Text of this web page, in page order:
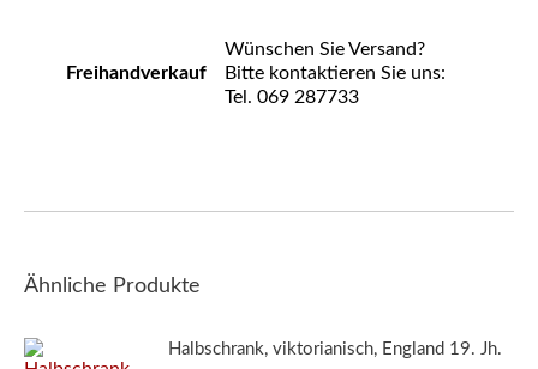
Freihandverkauf
Wünschen Sie Versand?
Bitte kontaktieren Sie uns:
Tel. 069 287733
Ähnliche Produkte
Halbschrank, viktorianisch, England 19. Jh.